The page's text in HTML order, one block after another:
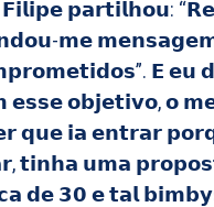
𝗽𝗮𝗿𝘁𝗶𝗹𝗵𝗼𝘂:
𝗺𝗲 𝗺𝗲𝗻𝘀𝗮𝗴𝗲𝗺
𝗘 𝗲𝘂
𝗼𝗯𝗷𝗲𝘁𝗶𝘃𝗼, 𝗼
𝗾𝘂𝗲 𝗶𝗮 𝗲𝗻𝘁𝗿𝗮𝗿
𝘁𝗶𝗻𝗵𝗮 𝘂𝗺𝗮
𝗱𝗲 𝟯𝟬 𝗲 𝘁𝗮𝗹